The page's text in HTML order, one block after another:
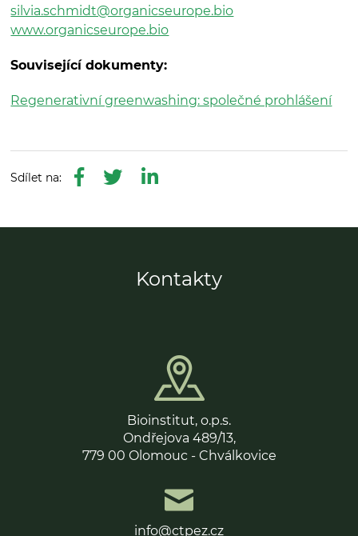
silvia.schmidt@organicseurope.bio
www.organicseurope.bio
Související dokumenty:
Regenerativní greenwashing: společné prohlášení
Kontakty
Bioinstitut, o.p.s.
Ondřejova 489/13,
779 00 Olomouc - Chválkovice
info@ctpez.cz